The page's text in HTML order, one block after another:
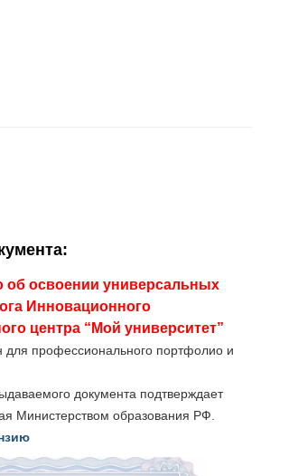
:
об освоении универсальных
Инновационного
центра “Мой университет”
для профессионального портфолио и
документа подтверждает
Министерством образования РФ.